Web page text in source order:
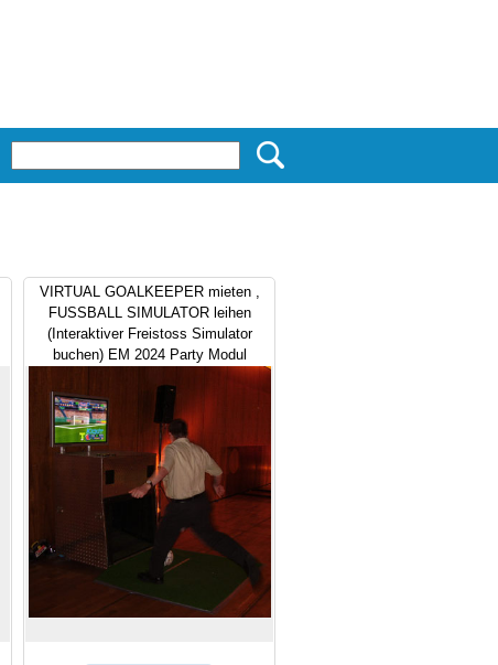
VIRTUAL GOALKEEPER mieten ,
FUSSBALL SIMULATOR leihen
(Interaktiver Freistoss Simulator
buchen) EM 2024 Party Modul